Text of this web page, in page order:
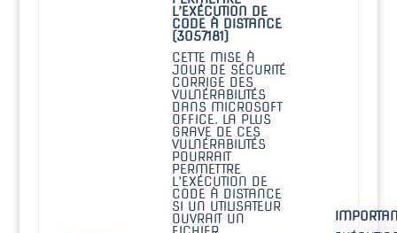
L’EXÉCUTION DE
CODE À DISTANCE
(3057181)
CETTE MISE À
JOUR DE SÉCURITÉ
CORRIGE DES
VULNÉRABILITÉS
DANS MICROSOFT
OFFICE. LA PLUS
GRAVE DE CES
VULNÉRABILITÉS
POURRAIT
PERMETTRE
L’EXÉCUTION DE
CODE À DISTANCE
SI UN UTILISATEUR
OUVRAIT UN